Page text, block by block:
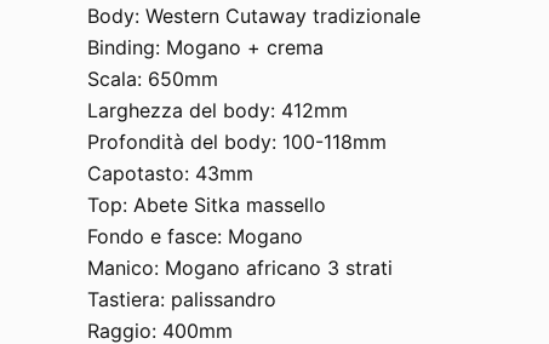
Body: Western Cutaway tradizionale
Binding: Mogano + crema
Scala: 650mm
Larghezza del body: 412mm
Profondità del body: 100-118mm
Capotasto: 43mm
Top: Abete Sitka massello
Fondo e fasce: Mogano
Manico: Mogano africano 3 strati
Tastiera: palissandro
Raggio: 400mm